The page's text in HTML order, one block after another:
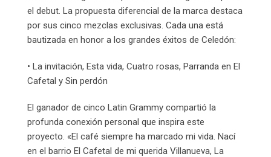
el debut. La propuesta diferencial de la marca destaca
por sus cinco mezclas exclusivas. Cada una está
bautizada en honor a los grandes éxitos de Celedón:
• La invitación, Esta vida, Cuatro rosas, Parranda en El
Cafetal y Sin perdón
El ganador de cinco Latin Grammy compartió la
profunda conexión personal que inspira este
proyecto. «El café siempre ha marcado mi vida. Nací
en el barrio El Cafetal de mi querida Villanueva, La